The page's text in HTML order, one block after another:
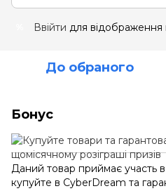
Ввійти для відображення
До обраного
Бонус
Даний товар приймає участь
купуйте в CyberDream та